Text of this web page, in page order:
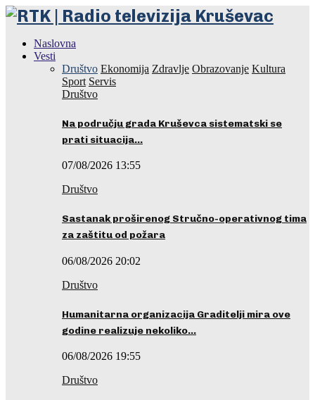
Naslovna
Vesti
Društvo Ekonomija Zdravlje Obrazovanje Kultura
Sport Servis
Društvo
Na području grada Kruševca sistematski se
prati situacija…
07/08/2026 13:55
Društvo
Sastanak proširenog Stručno-operativnog tima
za zaštitu od požara
06/08/2026 20:02
Društvo
Humanitarna organizacija Graditelji mira ove
godine realizuje nekoliko…
06/08/2026 19:55
Društvo